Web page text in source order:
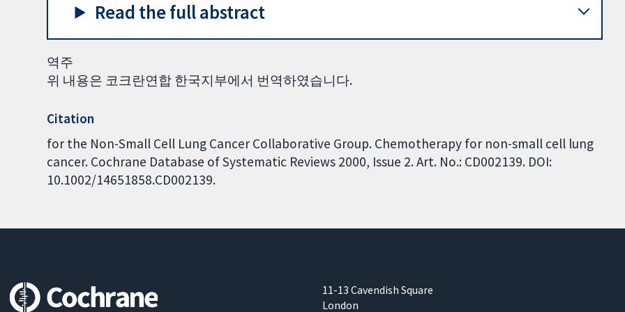
Read the full abstract
역주
위 내용은 코크란연합 한국지부에서 번역하였습니다.
Citation
for the Non-Small Cell Lung Cancer Collaborative Group. Chemotherapy for non-small cell lung
cancer. Cochrane Database of Systematic Reviews 2000, Issue 2. Art. No.: CD002139. DOI:
10.1002/14651858.CD002139.
11-13 Cavendish Square
London